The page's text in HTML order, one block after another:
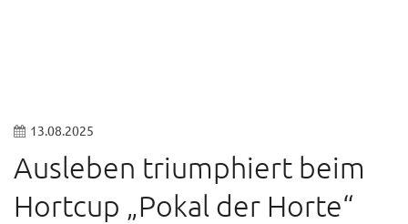
13.08.2025
Ausleben triumphiert beim
Hortcup „Pokal der Horte“